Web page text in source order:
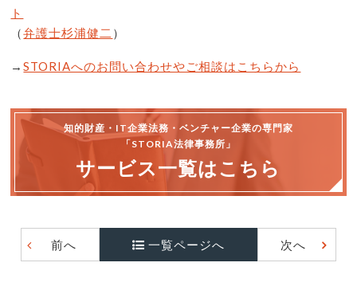
ト
（弁護士杉浦健二 ）
→STORIAへのお問い合わせやご相談はこちらから
知的財産・IT企業法務・ベンチャー企業の専門家
「STORIA法律事務所」
サービス一覧はこちら
前へ 一覧ページへ 次へ